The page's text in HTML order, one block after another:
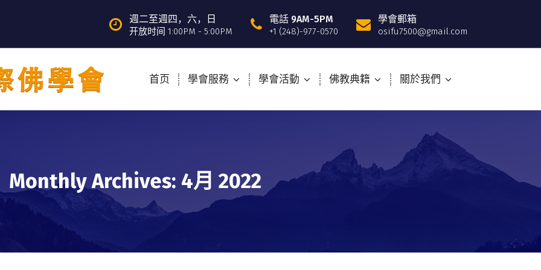
週二至週四，六，日
开放时间 1:00PM - 5:00PM
電話 9AM-5PM
+1 (248)-977-0570
學會郵箱
osifu7500@gmail.com
首页 學會服務 學會活動 佛教典籍 關於我們
Monthly Archives: 4月 2022